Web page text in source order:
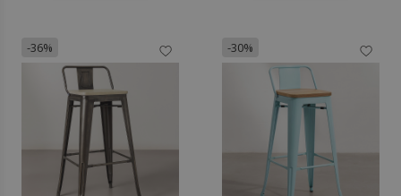
-36% -30%